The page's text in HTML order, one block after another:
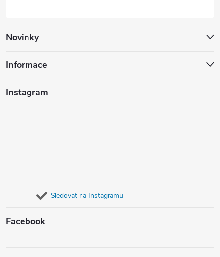
Novinky
Informace
Instagram
Sledovat na Instagramu
Facebook